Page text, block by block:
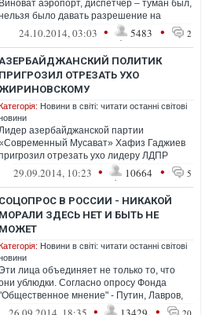
Виноват аэропорт, диспетчер – туман был,
было давать разрешение на
вылет… Вин...
24.10.2014, 03:03 • 5483 • 2
ПОЛИТИК
ПРИГРОЗИЛ ОТРЕЗАТЬ УХО
Новини в світі: читати останні світові
азербайджанской партии
Мусават» Хафиз Гаджиев
отрезать ухо лидеру ЛДПР
Владимиру Жириновскому. Об этом с...
29.09.2014, 10:23 • 10664 • 5
СОЦОПРОС В РОССИИ - НИКАКОЙ
МОРАЛИ ЗДЕСЬ НЕТ И БЫТЬ НЕ
МОЖЕТ
Новини в світі: читати останні світові
лица объединяет не только то, что
ублюдки. Согласно опросу Фонда
мнение" - Путин, Лавров,
Шойгу, Жириновский - лидеры в опросе о...
• •